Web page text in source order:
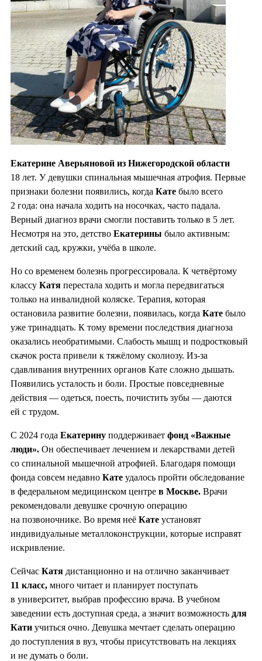
Екатерине Аверьяновой из Нижегородской области
18 лет. У девушки спинальная мышечная атрофия. Первые
признаки болезни появились, когда Кате было всего
2 года: она начала ходить на носочках, часто падала.
Верный диагноз врачи смогли поставить только в 5 лет.
Несмотря на это, детство Екатерины было активным:
детский сад, кружки, учёба в школе.
Но со временем болезнь прогрессировала. К четвёртому
классу Катя перестала ходить и могла передвигаться
только на инвалидной коляске. Терапия, которая
остановила развитие болезни, появилась, когда Кате было
уже тринадцать. К тому времени последствия диагноза
оказались необратимыми. Слабость мышц и подростковый
скачок роста привели к тяжёлому сколиозу. Из-за
сдавливания внутренних органов Кате сложно дышать.
Появились усталость и боли. Простые повседневные
действия — одеться, поесть, почистить зубы — даются
ей с трудом.
С 2024 года Екатерину поддерживает фонд «Важные
люди». Он обеспечивает лечением и лекарствами детей
со спинальной мышечной атрофией. Благодаря помощи
фонда совсем недавно Кате удалось пройти обследование
в федеральном медицинском центре в Москве. Врачи
рекомендовали девушке срочную операцию
на позвоночнике. Во время неё Кате установят
индивидуальные металлоконструкции, которые исправят
искривление.
Сейчас Катя дистанционно и на отлично заканчивает
11 класс, много читает и планирует поступать
в университет, выбрав профессию врача. В учебном
заведении есть доступная среда, а значит возможность для
Кати учиться очно. Девушка мечтает сделать операцию
до поступления в вуз, чтобы присутствовать на лекциях
и не думать о боли.